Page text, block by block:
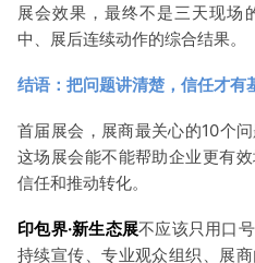
展会效果，最终不是三天现场
中、展后连续动作的综合结果。
结语：把问题讲清楚，信任才有
首届展会，展商最关心的10个
这场展会能不能帮助企业更有
信任和推动转化。
印包界·新生态展不应该只用口
持续宣传、专业观众组织、展